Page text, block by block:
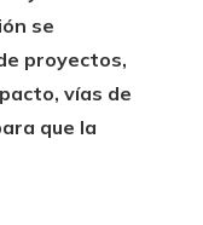
se
proyectos,
vías de
que la